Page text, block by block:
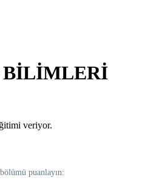
BİLİMLERİ
veriyor.
puanlayın: